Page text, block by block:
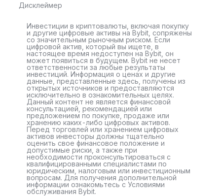
Дисклеймер
Инвестиции в криптовалюты, включая покупку
и другие цифровые активы на Bybit, сопряжены
со значительным рыночным риском. Если
цифровой актив, который вы ищете, в
настоящее время недоступен на Bybit, он
может появиться в будущем. Bybit не несет
ответственности за любые результаты
инвестиций. Информация о ценах и другие
данные, представленные здесь, получены из
открытых источников и предоставляются
исключительно в ознакомительных целях.
Данный контент не является финансовой
консультацией, рекомендацией или
предложением по покупке, продаже или
хранению каких-либо цифровых активов.
Перед торговлей или хранением цифровых
активов инвесторы должны тщательно
оценить свое финансовое положение и
допустимые риски, а также при
необходимости проконсультироваться с
квалифицированными специалистами по
юридическим, налоговым или инвестиционным
вопросам. Для получения дополнительной
информации ознакомьтесь с Условиями
обслуживания Bybit.